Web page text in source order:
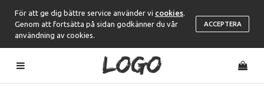
För att ge dig bättre service använder vi cookies
Genom att fortsätta på sidan godkänner du vår
användning av cookies.
ACCEPTERA